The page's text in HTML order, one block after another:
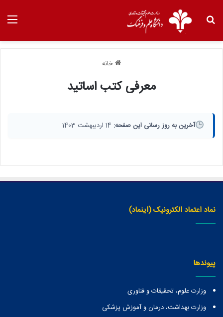
خانه
معرفی کتب اساتید
آخرین به روز رسانی این صفحه:
نماد اعتماد الکترونیک (اینماد)
پیوندها
وزارت علوم، تحقیقات و فناوری
وزارت بهداشت، درمان و آموزش پزشکی